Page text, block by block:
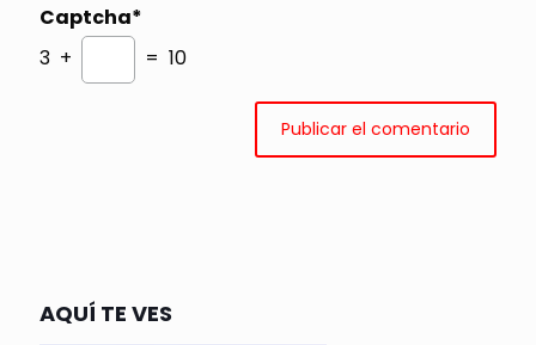
Captcha*
3 +
= 10
AQUÍ TE VES